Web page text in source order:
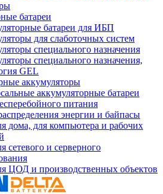
батареи
батареи для ИБП
для слаботочных систем
специального назначения
специального назначения,
GEL
аккумуляторы
аккумуляторные батареи
питания
энергии и байпасы
дома, для компьютера и рабочих
сетевого и серверного
ЦОД и производственных объектов